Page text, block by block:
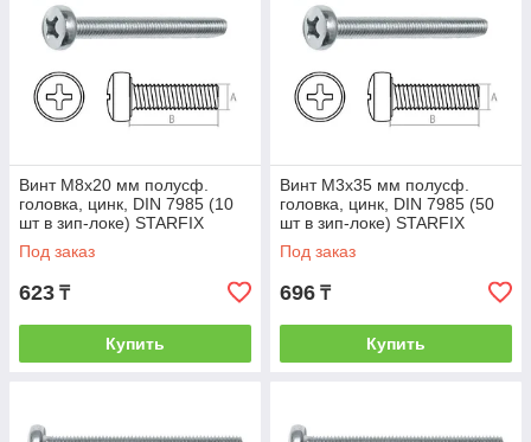
Винт М8х20 мм полусф.
головка, цинк, DIN 7985 (10
шт в зип-локе) STARFIX
(STARFIX) (SMZ1-56182-10)
Под заказ
623 ₸
Купить
Винт М3х35 мм полусф.
головка, цинк, DIN 7985 (50
шт в зип-локе) STARFIX
(STARFIX) (SMZ1-51197-50)
Под заказ
696 ₸
Купить